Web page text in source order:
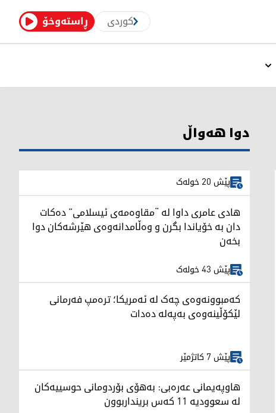
ڕاستەوخۆ کوردی
دوا هەواڵ
پێش 20 خولەک
هادی عامری داوا لە “مقاوەمەی ئیسلامی” دەکات
دان بە خۆیاندا بگرن و وەڵامدانەوەی هێرشەکان دوا
بخەن
پێش 43 خولەک
کەمبوونەوەی چەک لە ئەمریکا؛ ترەمپ فەرمانی
لێکۆڵینەوەی بەپەلە دەدات
پێش 7 کاتژمێر
هاوپەیمانی عەرەبی: بەهۆی بۆردومانی حوسییەکان
لە سعوودیە 11 کەس برینداربوون